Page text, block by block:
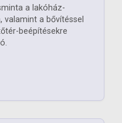
a lakóház-
valamint a bővítéssel
beépítésekre